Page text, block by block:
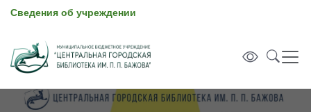
Сведения об учреждении